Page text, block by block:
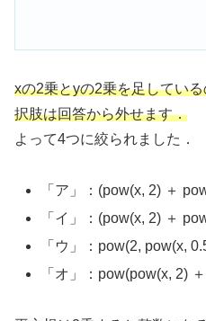
xの2乗とyの2乗を足してい
択肢は回答から外せます．
よって4つに絞られました．
「ア」：(pow(x, 2) ＋
「イ」：(pow(x, 2) ＋
「ウ」：pow(2, pow(x,
「オ」：pow(pow(x, 2)